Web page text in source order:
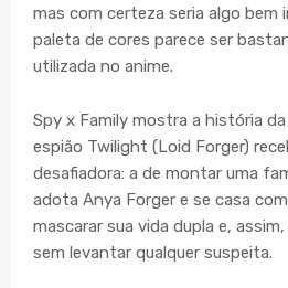
mas com certeza seria algo bem
paleta de cores parece ser
utilizada no anime.
Spy x Family mostra a história da
espião Twilight (Loid Forger)
desafiadora: a de montar uma
adota Anya Forger e se casa
mascarar sua vida dupla e,
sem levantar qualquer suspeita.